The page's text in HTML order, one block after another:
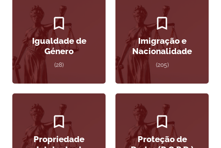
Igualdade de
Género
(28)
Imigração e
Nacionalidade
(205)
Propriedade
Proteção de